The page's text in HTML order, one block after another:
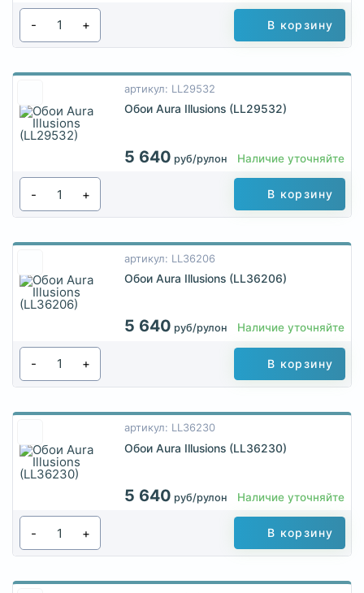
- + В корзину
артикул: LL29532
Обои Aura Illusions (LL29532)
5 640 руб/рулон Наличие уточняйте
- + В корзину
артикул: LL36206
Обои Aura Illusions (LL36206)
5 640 руб/рулон Наличие уточняйте
- + В корзину
артикул: LL36230
Обои Aura Illusions (LL36230)
5 640 руб/рулон Наличие уточняйте
- + В корзину